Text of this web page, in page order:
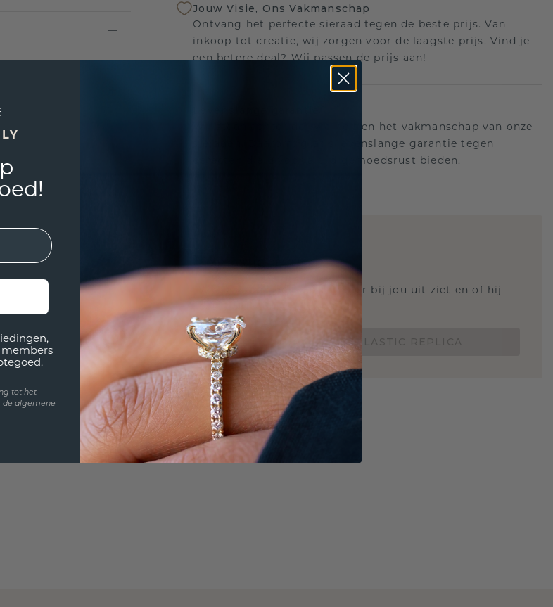
Jouw Visie, Ons Vakmanschap
Ontvang het perfecte sieraad tegen de beste prijs. Van
inkoop tot creatie, wij zorgen voor de laagste prijs. Vind je
een betere deal? Wij passen de prijs aan!
Wij staan achter de kwaliteit en het vakmanschap van onze
sieraden. Daarom: gratis levenslange garantie tegen
defecten die u voor altijd gemoedsrust bieden.
3D PLASTIC REPLICA
Wil jij weten hoe deze ring er bij jou uit ziet en of hij
BESTEL EEN 3D PLASTIC REPLICA
members
tot het
de algemene